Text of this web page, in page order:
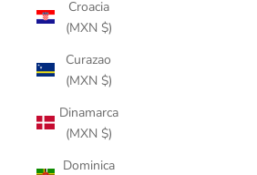
Croacia
(MXN $)
Curazao
(MXN $)
Dinamarca
(MXN $)
Dominica